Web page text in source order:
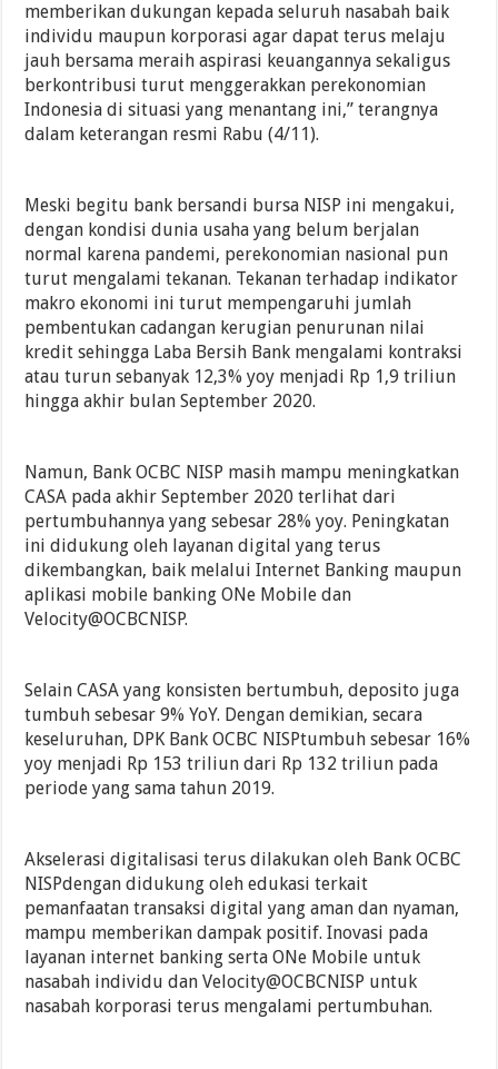
memberikan dukungan kepada seluruh nasabah baik
individu maupun korporasi agar dapat terus melaju
jauh bersama meraih aspirasi keuangannya sekaligus
berkontribusi turut menggerakkan perekonomian
Indonesia di situasi yang menantang ini,” terangnya
dalam keterangan resmi Rabu (4/11).
Meski begitu bank bersandi bursa NISP ini mengakui,
dengan kondisi dunia usaha yang belum berjalan
normal karena pandemi, perekonomian nasional pun
turut mengalami tekanan. Tekanan terhadap indikator
makro ekonomi ini turut mempengaruhi jumlah
pembentukan cadangan kerugian penurunan nilai
kredit sehingga Laba Bersih Bank mengalami kontraksi
atau turun sebanyak 12,3% yoy menjadi Rp 1,9 triliun
hingga akhir bulan September 2020.
Namun, Bank OCBC NISP masih mampu meningkatkan
CASA pada akhir September 2020 terlihat dari
pertumbuhannya yang sebesar 28% yoy. Peningkatan
ini didukung oleh layanan digital yang terus
dikembangkan, baik melalui Internet Banking maupun
aplikasi mobile banking ONe Mobile dan
Velocity@OCBCNISP.
Selain CASA yang konsisten bertumbuh, deposito juga
tumbuh sebesar 9% YoY. Dengan demikian, secara
keseluruhan, DPK Bank OCBC NISPtumbuh sebesar 16%
yoy menjadi Rp 153 triliun dari Rp 132 triliun pada
periode yang sama tahun 2019.
Akselerasi digitalisasi terus dilakukan oleh Bank OCBC
NISPdengan didukung oleh edukasi terkait
pemanfaatan transaksi digital yang aman dan nyaman,
mampu memberikan dampak positif. Inovasi pada
layanan internet banking serta ONe Mobile untuk
nasabah individu dan Velocity@OCBCNISP untuk
nasabah korporasi terus mengalami pertumbuhan.